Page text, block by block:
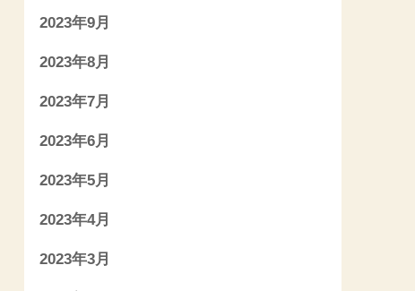
2023年9月
2023年8月
2023年7月
2023年6月
2023年5月
2023年4月
2023年3月